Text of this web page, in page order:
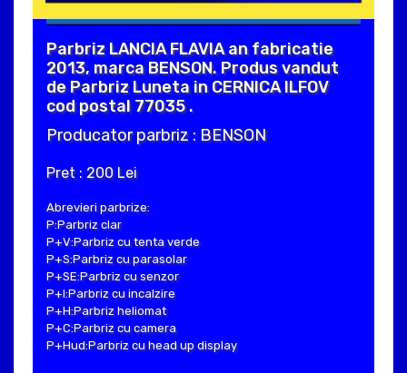
Parbriz LANCIA FLAVIA an fabricatie
2013, marca BENSON. Produs vandut
de Parbriz Luneta in CERNICA ILFOV
cod postal 77035 .
Producator parbriz : BENSON
Pret : 200 Lei
Abrevieri parbrize:
P:Parbriz clar
P+V:Parbriz cu tenta verde
P+S:Parbriz cu parasolar
P+SE:Parbriz cu senzor
P+I:Parbriz cu incalzire
P+H:Parbriz heliomat
P+C:Parbriz cu camera
P+Hud:Parbriz cu head up display